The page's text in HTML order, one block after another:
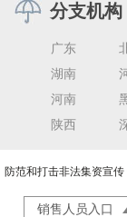
分支机构
广东
湖南
河南
陕西
防范和打击非法集资宣传
销售人员入口